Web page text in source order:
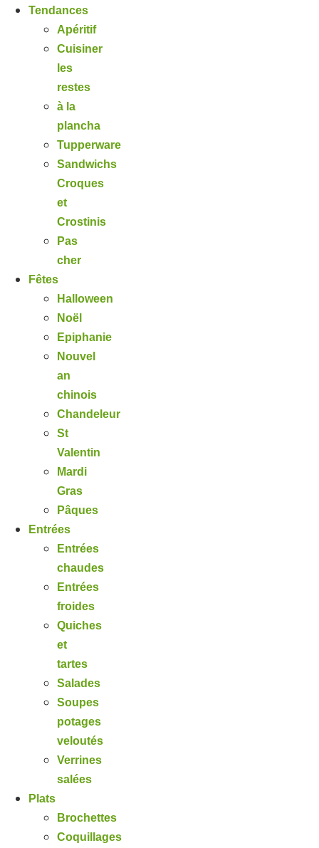
Tendances
Apéritif
Cuisiner
les
restes
à la
plancha
Tupperware
Sandwichs
Croques
et
Crostinis
Pas
cher
Fêtes
Halloween
Noël
Epiphanie
Nouvel
an
chinois
Chandeleur
St
Valentin
Mardi
Gras
Pâques
Entrées
Entrées
chaudes
Entrées
froides
Quiches
et
tartes
Salades
Soupes
potages
veloutés
Verrines
salées
Plats
Brochettes
Coquillages